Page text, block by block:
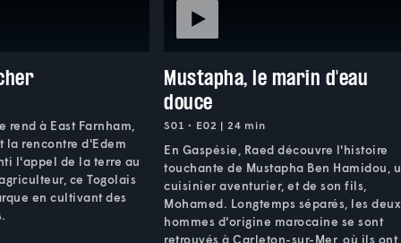
rend à East Farnham,
la rencontre d'Edem
l'appel de la terre au
ce Togolais
en cultivant des
Mustapha, le marin d'eau
douce
S01 • E02 | 24 min
En Gaspésie, Raed découvre l'histoire
touchante de Mustapha Ben Hamidou,
cuisinier aventurier, et de son fils,
Mohamed. Longtemps séparés, les deux
hommes d'origine marocaine se sont
retrouvés à Carleton-sur-Mer, où ils ont